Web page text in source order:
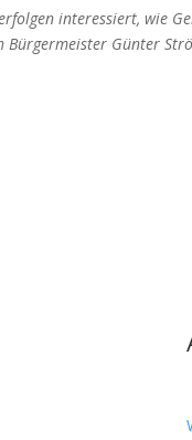
inter­es­siert, wie
Gün­ter